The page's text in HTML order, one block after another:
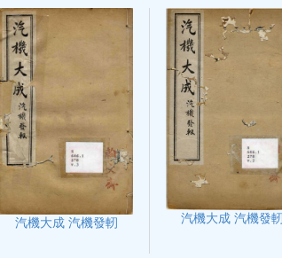
汽機大成 汽機發軔 汽機大成 汽機發軔